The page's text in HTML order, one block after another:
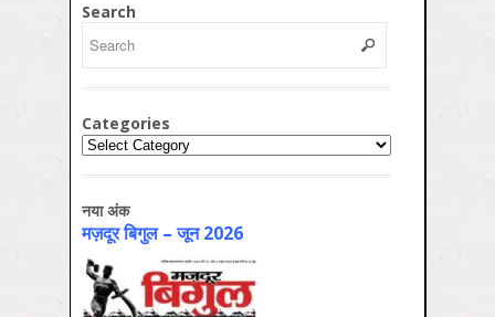
Search
Categories
Categories
नया अंक
मज़दूर बिगुल – जून 2026